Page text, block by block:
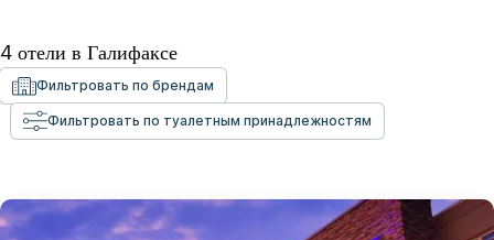
4 отели в Галифаксе
Фильтровать по брендам
Фильтровать по туалетным принадлежностям